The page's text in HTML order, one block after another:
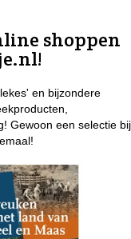
shoppen
en bijzondere
Gewoon een selectie bij